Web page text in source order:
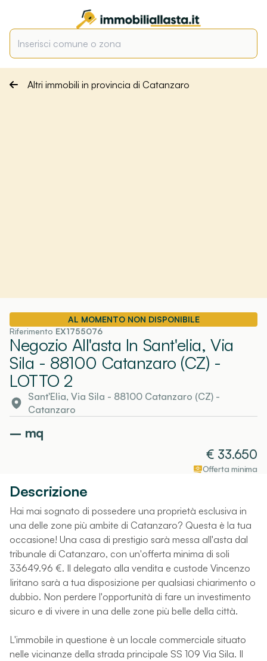
Altri immobili in provincia di Catanzaro
AL MOMENTO NON DISPONIBILE
Riferimento EX1755076
Negozio All'asta In Sant'elia, Via
Sila - 88100 Catanzaro (CZ) -
LOTTO 2
Sant'Elia, Via Sila - 88100 Catanzaro (CZ)-
Catanzaro
– mq
€ 33.650
Offerta minima
Descrizione
Hai mai sognato di possedere una proprietà esclusiva in
una delle zone più ambite di Catanzaro? Questa è la tua
occasione! Una casa di prestigio sarà messa all'asta dal
tribunale di Catanzaro, con un'offerta minima di soli
33649.96 €. Il delegato alla vendita e custode Vincenzo
Iiritano sarà a tua disposizione per qualsiasi chiarimento o
dubbio. Non perdere l'opportunità di fare un investimento
sicuro e di vivere in una delle zone più belle della città.
L'immobile in questione è un locale commerciale situato
nelle vicinanze della strada principale SS 109 Via Sila. Il